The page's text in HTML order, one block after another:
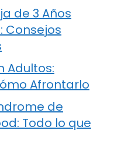
de 3 Años
Consejos
Adultos:
Afrontarlo
de
Todo lo que